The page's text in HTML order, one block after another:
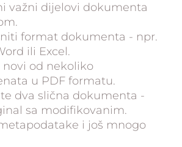
važni dijelovi dokumenta
format dokumenta - npr.
ili Excel.
novi od nekoliko
u PDF formatu.
dva slična dokumenta -
sa modifikovanim.
i još mnogo